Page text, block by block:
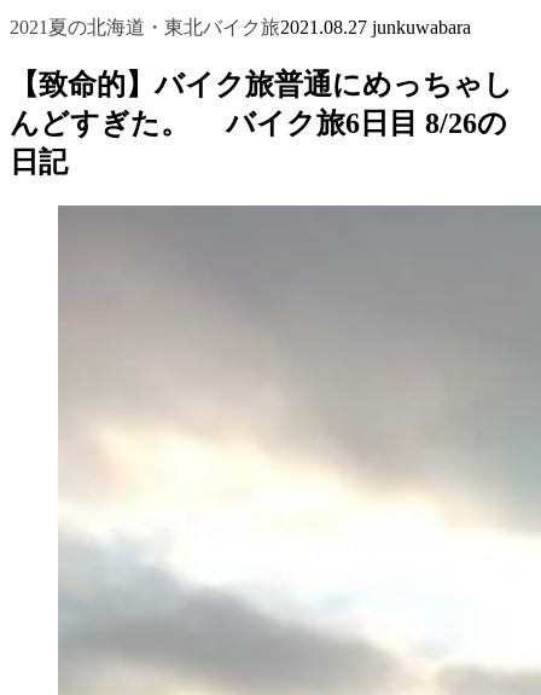
2021夏の北海道・東北バイク旅2021.08.27 junkuwabara
【致命的】バイク旅普通にめっちゃし
んどすぎた。 バイク旅6日目 8/26の
日記